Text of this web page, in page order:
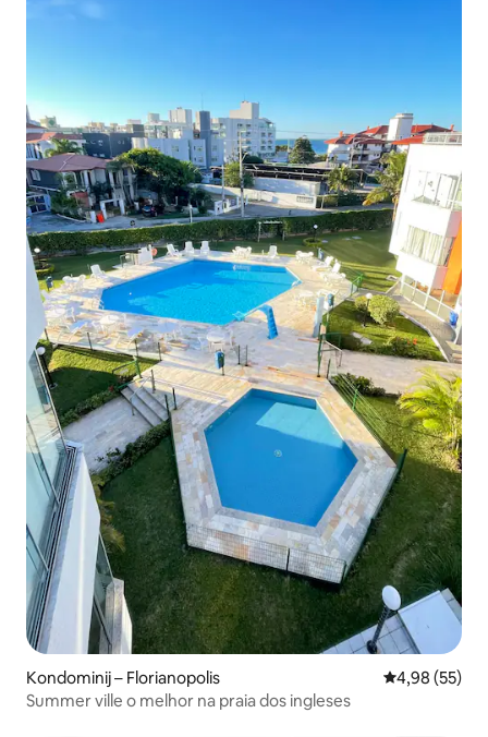
Kondominij – Florianopolis Prosječna
4,98 (55)
Summer ville o melhor na praia dos ingleses